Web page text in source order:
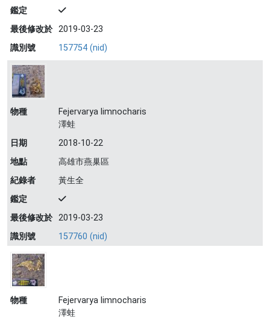
鑑定
最後修改於 2019-03-23
識別號
157754 (nid)
物種
Fejervarya limnocharis
澤蛙
日期
2018-10-22
地點
高雄市燕巢區
紀錄者
黃生全
鑑定
最後修改於 2019-03-23
識別號
157760 (nid)
物種
Fejervarya limnocharis
澤蛙